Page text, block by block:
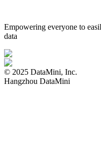
Empowering everyone to
data
© 2025 DataMini, Inc.
Hangzhou DataMini